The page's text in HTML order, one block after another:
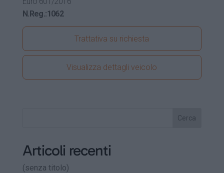
N.Reg.:1062
Trattativa su richiesta
Visualizza dettagli veicolo
Cerca
Articoli recenti
(senza titolo)